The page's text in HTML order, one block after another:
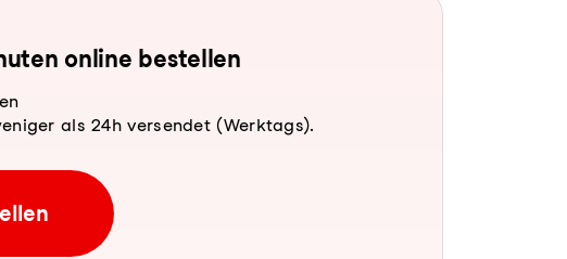
online bestellen
als 24h versendet (Werktags).